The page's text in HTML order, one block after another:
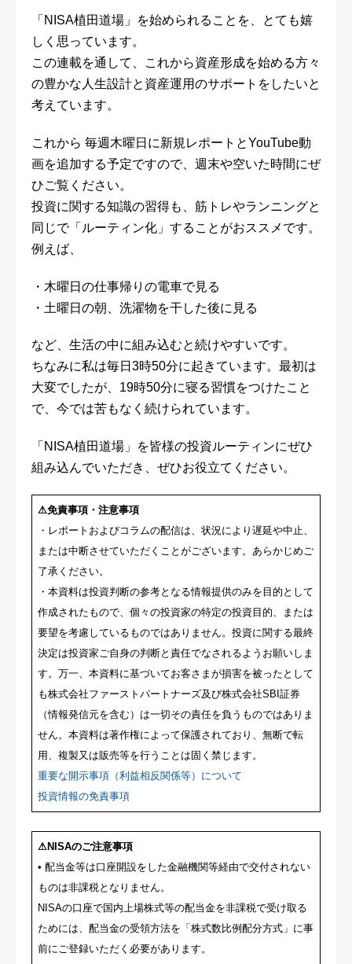
「NISA植田道場」を始められることを、とても嬉
しく思っています。
この連載を通して、これから資産形成を始める方々
の豊かな人生設計と資産運用のサポートをしたいと
考えています。
これから 毎週木曜日に新規レポートとYouTube動
画を追加する予定ですので、週末や空いた時間にぜ
ひご覧ください。
投資に関する知識の習得も、筋トレやランニングと
同じで「ルーティン化」することがおススメです。
例えば、
・木曜日の仕事帰りの電車で見る
・土曜日の朝、洗濯物を干した後に見る
など、生活の中に組み込むと続けやすいです。
ちなみに私は毎日3時50分に起きています。最初は
大変でしたが、19時50分に寝る習慣をつけたこと
で、今では苦もなく続けられています。
「NISA植田道場」を皆様の投資ルーティンにぜひ
組み込んでいただき、ぜひお役立てください。
⚠免責事項・注意事項
・レポートおよびコラムの配信は、状況により遅延や中止、
または中断させていただくことがございます。あらかじめご
了承ください。
・本資料は投資判断の参考となる情報提供のみを目的として
作成されたもので、個々の投資家の特定の投資目的、または
要望を考慮しているものではありません。投資に関する最終
決定は投資家ご自身の判断と責任でなされるようお願いしま
す。万一、本資料に基づいてお客さまが損害を被ったとして
も株式会社ファーストパートナーズ及び株式会社SBI証券
（情報発信元を含む）は一切その責任を負うものではありま
せん。本資料は著作権によって保護されており、無断で転
用、複製又は販売等を行うことは固く禁じます。
重要な開示事項（利益相反関係等）について
投資情報の免責事項
⚠NISAのご注意事項
• 配当金等は口座開設をした金融機関等経由で交付されない
ものは非課税となりません。
NISAの口座で国内上場株式等の配当金を非課税で受け取る
ためには、配当金の受領方法を「株式数比例配分方式」に事
前にご登録いただく必要があります。